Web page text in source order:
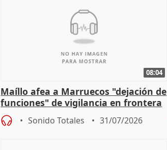
08:04
Maíllo afea a Marruecos "dejación de
funciones" de vigilancia en frontera
con Ceuta
Sonido Totales 31/07/2026